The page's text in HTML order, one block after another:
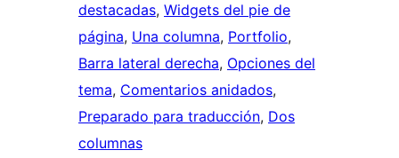
destacadas, Widgets del pie de
página, Una columna, Portfolio
Barra lateral derecha, Opciones del
tema, Comentarios anidados
Preparado para traducción, Dos
columnas